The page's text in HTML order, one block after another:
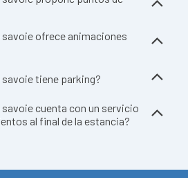
savoie ofrece animaciones
tiene parking?
cuenta con un servicio
al final de la estancia?